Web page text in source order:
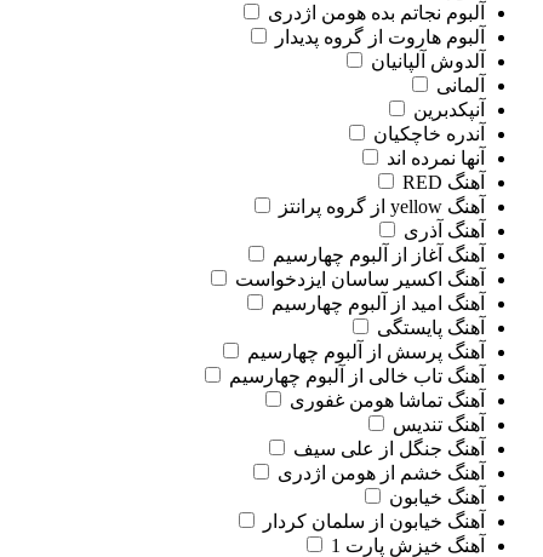
آلبوم نجاتم بده هومن اژدری
آلبوم هاروت از گروه پدیدار
آلدوش آلپانیان
آلمانی
آنپکدبرین
آندره خاچکیان
آنها نمرده اند
آهنگ RED
آهنگ yellow از گروه پرانتز
آهنگ آذری
آهنگ آغاز از آلبوم چهارسیم
آهنگ اکسیر ساسان ایزدخواست
آهنگ امید از آلبوم چهارسیم
آهنگ پایستگی
آهنگ پرسش از آلبوم چهارسیم
آهنگ تاب خالی از آلبوم چهارسیم
آهنگ تماشا هومن غفوری
آهنگ تندیس
آهنگ جنگل از علی سیف
آهنگ خشم از هومن اژدری
آهنگ خیابون
آهنگ خیابون از سلمان کردار
آهنگ خیزش پارت 1